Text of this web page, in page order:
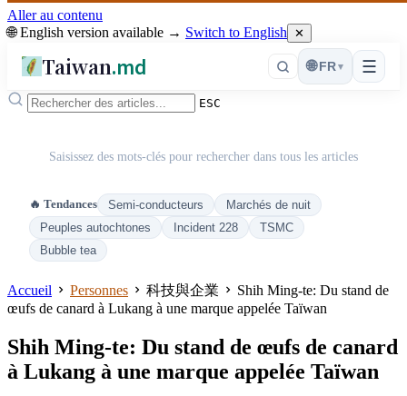
Aller au contenu
🌐 English version available → Switch to English ✕
Taiwan.md ☰
🌐 FR ▾
ESC
Saisissez des mots-clés pour rechercher dans tous les articles
🔥 Tendances Semi-conducteurs
Marchés de nuit
Peuples autochtones
Incident 228
TSMC
Bubble tea
Accueil Personnes 科技與企業
Shih Ming-te: Du stand de
œufs de canard à Lukang à une marque appelée Taïwan
Shih Ming-te: Du stand de œufs de canard
à Lukang à une marque appelée Taïwan